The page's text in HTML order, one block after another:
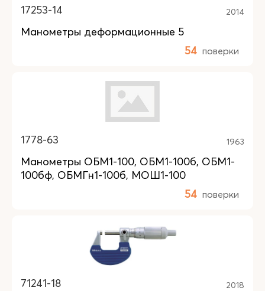
17253-14 2014
Манометры деформационные 5
54 поверки
1778-63 1963
Манометры ОБМ1-100, ОБМ1-100б, ОБМ1-
100бф, ОБМГн1-100б, МОШ1-100
54 поверки
71241-18 2018